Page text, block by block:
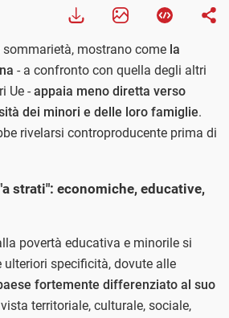
mostrano come la
- a confronto con quella degli altri
Ue - appaia meno diretta verso
dei minori e delle loro famiglie.
rivelarsi controproducente prima di
strati": economiche, educative,
povertà educativa e minorile si
specificità, dovute alle
fortemente differenziato al suo
territoriale, culturale, sociale,